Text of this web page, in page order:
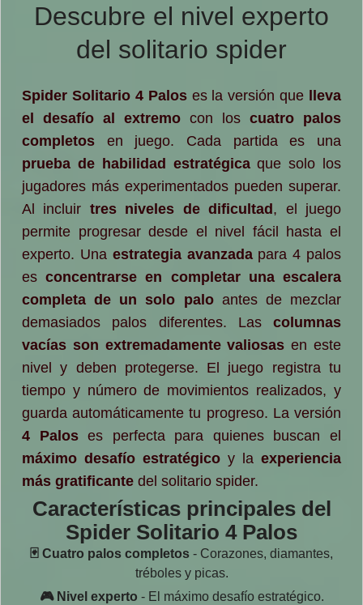
Descubre el nivel experto
del solitario spider
Spider Solitario 4 Paloses la versión que lleva
el desafío al extremo con los cuatro palos
completos en juego. Cada partida es una
prueba de habilidad estratégicaque solo los
jugadores más experimentados pueden superar.
Al incluir tres niveles de dificultad, el juego
permite progresar desde el nivel fácil hasta el
experto. Una estrategia avanzadapara 4 palos
esconcentrarse en completar una escalera
completa de un solo paloantes de mezclar
demasiados palos diferentes. Las columnas
vacías son extremadamente valiosas en este
nivel y deben protegerse. El juego registra tu
tiempo y número de movimientos realizados, y
guarda automáticamente tu progreso. La versión
4 Paloses perfecta para quienes buscan el
máximo desafío estratégico y la experiencia
más gratificante del solitario spider.
Características principales del
Spider Solitario 4 Palos
🃏 Cuatro palos completos - Corazones, diamantes,
tréboles y picas.
🎮 Nivel experto - El máximo desafío estratégico.